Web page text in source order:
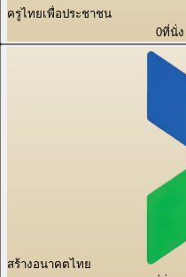
ครูไทยเพื่อประชาชน
0ที่นั่ง
สร้างอนาคตไทย